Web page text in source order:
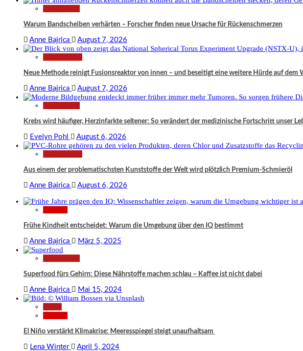
Warum Bandscheiben verhärten – Forscher finden neue Ursache für Rückenschmerzen
Anne Bajrica August 7, 2026
Neue Methode reinigt Fusionsreaktor von innen – und beseitigt eine weitere Hürde auf dem
Anne Bajrica August 7, 2026
Krebs wird häufiger, Herzinfarkte seltener: So verändert der medizinische Fortschritt unser
Evelyn Pohl August 6, 2026
Aus einem der problematischsten Kunststoffe der Welt wird plötzlich Premium-Schmieröl
Anne Bajrica August 6, 2026
Frühe Kindheit entscheidet: Warum die Umgebung über den IQ bestimmt
Anne Bajrica März 5, 2025
Superfood fürs Gehirn: Diese Nährstoffe machen schlau – Kaffee ist nicht dabei
Anne Bajrica Mai 15, 2024
El Niño verstärkt Klimakrise: Meeresspiegel steigt unaufhaltsam
Lena Winter April 5, 2024